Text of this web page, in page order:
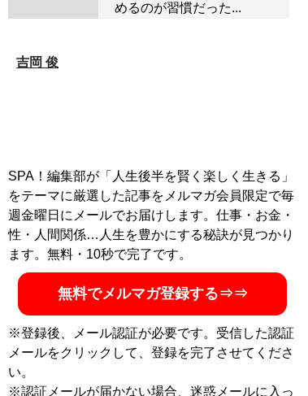
めるのが習慣だった...
吉岡 俊
SPA！編集部が「人生後半を賢く楽しく生きる」
をテーマに厳選した記事をメルマガ会員限定で毎
週金曜日にメールでお届けします。仕事・お金・
性・人間関係…人生を豊かにする秘訣が見つかり
ます。無料・10秒で完了です。
無料でメルマガ登録する⇒⇒
※登録後、メール認証が必要です。受信した認証
メールをクリックして、登録を完了させてくださ
い。
※認証メールが届かない場合、迷惑メールに入っ